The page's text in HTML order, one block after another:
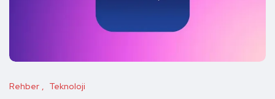
Rehber Teknoloji